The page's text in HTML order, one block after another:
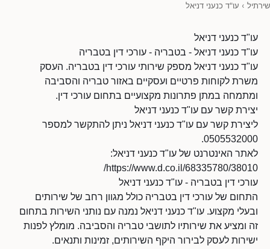
שירתיל › עו"ד כנעני דניאל
עו"ד כנעני דניאל
עו"ד כנעני דניאל - בטבריה - עורכי דין בטבריה
עו"ד כנעני דניאל מספק שירותי עורכי דין בטבריה. העסק
משרת לקוחות פרטיים ועסקיים באזור טבריה והסביבה
ומתמחה במתן פתרונות מקצועיים בתחום עורכי דין.
יצירת קשר עם עו"ד כנעני דניאל
ליצירת קשר עם עו"ד כנעני דניאל ניתן להתקשר למספר
0505532000.
לאתר האינטרנט של עו"ד כנעני דניאל:
https://www.d.co.il/68335780/38010/
עורכי דין בטבריה - עו"ד כנעני דניאל
התחום של עורכי דין בטבריה כולל מגוון רחב של שירותים
ובעלי מקצוע. עו"ד כנעני דניאל נמנה עם נותני השירות בתחום
זה ומציע את שירותיו לתושבי טבריה והסביבה. מומלץ לפנות
ישירות לעסק לבירור היקף השירותים, זמינות ותנאים.